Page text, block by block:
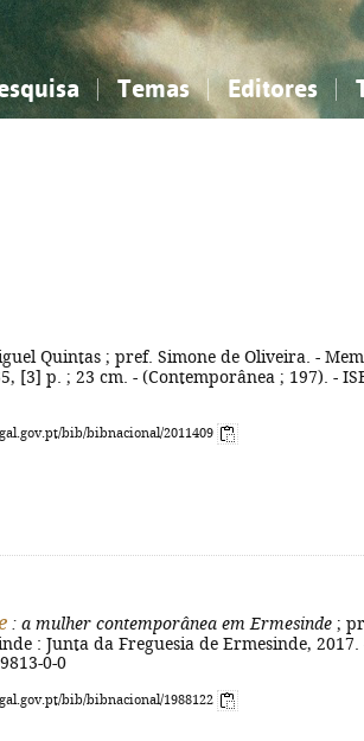
Temas Editores
Quintas ; pref. Simone de Oliveira. -
[3] p. ; 23 cm. - (Contemporânea ; 197). -
bib/bibnacional/2011409
: a mulher contemporânea em Ermesinde ;
: Junta da Freguesia de Ermesinde,
0-0
bib/bibnacional/1988122